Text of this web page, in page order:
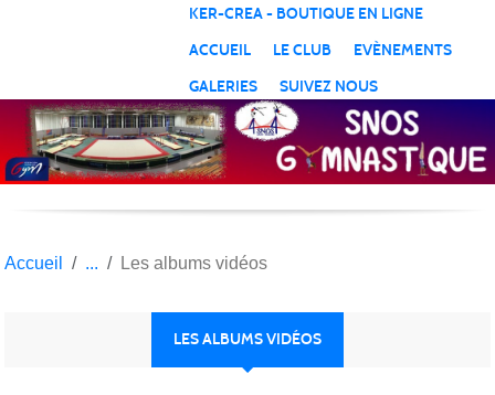
KER-CREA - BOUTIQUE EN LIGNE
ACCUEIL
LE CLUB
EVÈNEMENTS
GALERIES
SUIVEZ NOUS
Accueil Les albums vidéos
LES ALBUMS VIDÉOS
Panneau de gestion des cookies